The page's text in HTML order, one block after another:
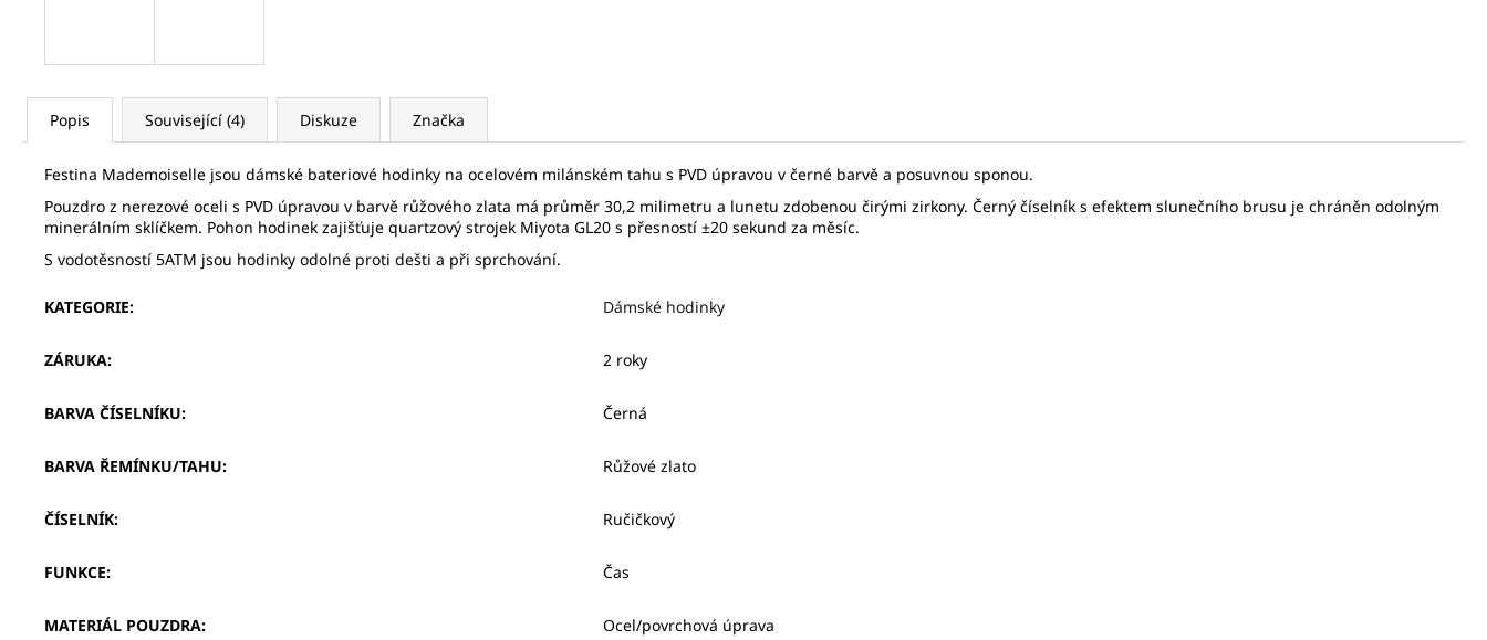
Popis Související (4) Diskuze Značka
Festina Mademoiselle jsou dámské bateriové hodinky na ocelovém milánském tahu s PVD úpravou v černé barvě a posuvnou sponou.
Pouzdro z nerezové oceli s PVD úpravou v barvě růžového zlata má průměr 30,2 milimetru a lunetu zdobenou čirými zirkony. Černý číselník s efektem slunečního brusu je chráněn odolným
minerálním sklíčkem. Pohon hodinek zajišťuje quartzový strojek Miyota GL20 s přesností ±20 sekund za měsíc.
S vodotěsností 5ATM jsou hodinky odolné proti dešti a při sprchování.
KATEGORIE: Dámské hodinky
ZÁRUKA: 2 roky
BARVA ČÍSELNÍKU: Černá
BARVA ŘEMÍNKU/TAHU: Růžové zlato
ČÍSELNÍK: Ručičkový
FUNKCE: Čas
MATERIÁL POUZDRA: Ocel/povrchová úprava